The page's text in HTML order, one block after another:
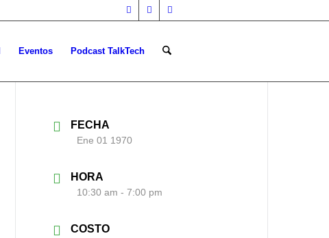
Eventos Podcast TalkTech
FECHA
Ene 01 1970
HORA
10:30 am - 7:00 pm
COSTO